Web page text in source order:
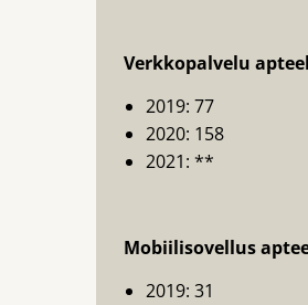
Verkkopalvelu
2019: 77
2020: 158
2021: **
Mobiilisovellus
2019: 31